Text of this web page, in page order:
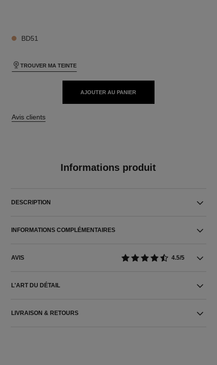
BD51
TROUVER MA TEINTE
AJOUTER AU PANIER
Avis clients
Informations produit
DESCRIPTION
INFORMATIONS COMPLÉMENTAIRES
AVIS 4.5/5
L'ART DU DÉTAIL
LIVRAISON & RETOURS